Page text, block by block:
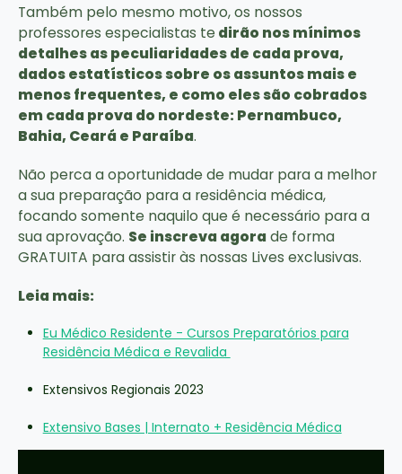
Também pelo mesmo motivo, os nossos
professores especialistas te dirão nos mínimos
detalhes as peculiaridades de cada prova,
dados estatísticos sobre os assuntos mais e
menos frequentes, e como eles são cobrados
em cada prova do nordeste: Pernambuco,
Bahia, Ceará e Paraíba.
Não perca a oportunidade de mudar para a melhor
a sua preparação para a residência médica,
focando somente naquilo que é necessário para a
sua aprovação. Se inscreva agorade forma
GRATUITA para assistir às nossas Lives exclusivas.
Leia mais:
Eu Médico Residente - Cursos Preparatórios para
Residência Médica e Revalida
Extensivos Regionais 2023
Extensivo Bases | Internato + Residência Médica